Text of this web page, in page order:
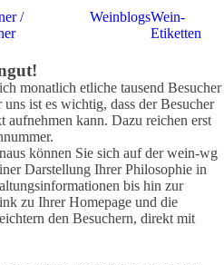
/
WeinblogsWein-
Etiketten
monatlich etliche tausend Besucher
ist es wichtig, dass der Besucher
kann. Dazu reichen erst
können Sie sich auf der wein-wg
Darstellung Ihrer Philosophie in
bis hin zur
zu Ihrer Homepage und die
den Besuchern, direkt mit